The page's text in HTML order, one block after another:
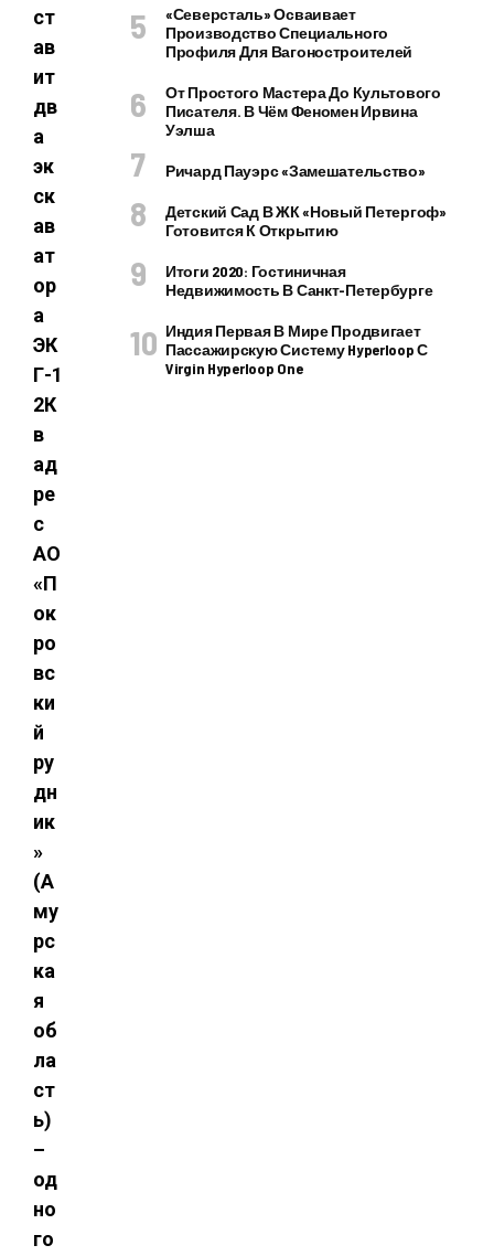
ст
ав
ит
дв
а
эк
ск
ав
ат
ор
а
ЭК
Г-1
2К
в
ад
ре
с
АО
«П
ок
ро
вс
ки
й
ру
дн
ик
»
(А
му
рс
ка
я
об
ла
ст
ь)
–
од
но
го
«Северсталь» Осваивает
Производство Специального
Профиля Для Вагоностроителей
От Простого Мастера До Культового
Писателя. В Чём Феномен Ирвина
Уэлша
Ричард Пауэрс «Замешательство»
Детский Сад В ЖК «Новый Петергоф»
Готовится К Открытию
Итоги 2020: Гостиничная
Недвижимость В Санкт-Петербурге
Индия Первая В Мире Продвигает
Пассажирскую Систему Hyperloop С
Virgin Hyperloop One